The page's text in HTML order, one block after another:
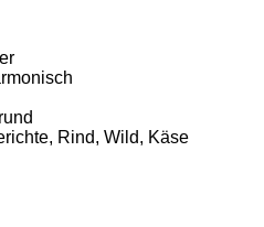
Rind, Wild, Käse